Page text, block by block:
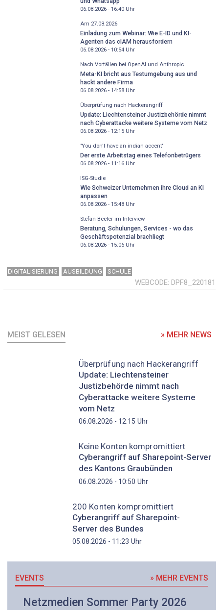
06.08.2026 - 16:40Uhr
Am 27.08.2026
Einladung zum Webinar: Wie E-ID und KI-
Agenten das cIAM herausfordern
06.08.2026 - 10:54Uhr
Nach Vorfällen bei OpenAI und Anthropic
Meta-KI bricht aus Testumgebung aus und
hackt andere Firma
06.08.2026 - 14:58Uhr
Überprüfung nach Hackerangriff
Update: Liechtensteiner Justizbehörde nimmt
nach Cyberattacke weitere Systeme vom Netz
06.08.2026 - 12:15Uhr
"You don't have an indian accent"
Der erste Arbeitstag eines Telefonbetrügers
06.08.2026 - 11:16Uhr
ISG-Studie
Wie Schweizer Unternehmen ihre Cloud an KI
anpassen
06.08.2026 - 15:48Uhr
Stefan Beeler im Interview
Beratung, Schulungen, Services - wo das
Geschäftspotenzial brachliegt
06.08.2026 - 15:06Uhr
DIGITALISIERUNG AUSBILDUNG SCHULE
WEBCODE DPF8_220181
MEIST GELESEN » MEHR NEWS
Überprüfung nach Hackerangriff
Update: Liechtensteiner
Justizbehörde nimmt nach
Cyberattacke weitere Systeme
vom Netz
06.08.2026 - 12:15 Uhr
Keine Konten kompromittiert
Cyberangriff auf Sharepoint-Server
des Kantons Graubünden
06.08.2026 - 10:50 Uhr
200 Konten kompromittiert
Cyberangriff auf Sharepoint-
Server des Bundes
05.08.2026 - 11:23 Uhr
EVENTS » MEHR EVENTS
Netzmedien Sommer Party 2026